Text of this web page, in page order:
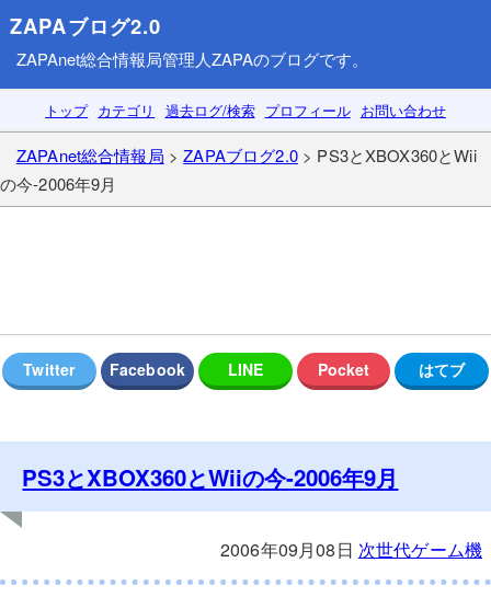
ZAPAブログ2.0
ZAPAnet総合情報局管理人ZAPAのブログです。
トップ カテゴリ 過去ログ/検索 プロフィール お問い合わせ
ZAPAnet総合情報局 >ZAPAブログ2.0> PS3とXBOX360とWii
の今-2006年9月
PS3とXBOX360とWiiの今-2006年9月
2006年09月08日 次世代ゲーム機